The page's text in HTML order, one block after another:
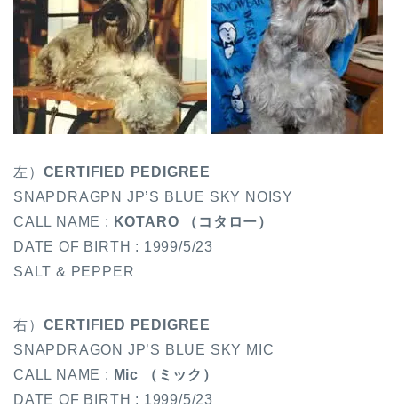
左） CERTIFIED PEDIGREE
SNAPDRAGPN JP’S BLUE SKY NOISY
CALL NAME : KOTARO （コタロー）
DATE OF BIRTH : 1999/5/23
SALT & PEPPER
右） CERTIFIED PEDIGREE
SNAPDRAGON JP’S BLUE SKY MIC
CALL NAME : Mic （ミック）
DATE OF BIRTH : 1999/5/23